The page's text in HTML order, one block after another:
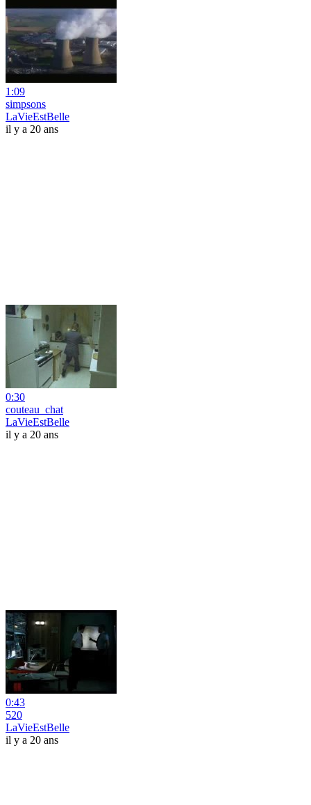
1:09
simpsons
LaVieEstBelle
il y a 20 ans
0:30
couteau_chat
LaVieEstBelle
il y a 20 ans
0:43
520
LaVieEstBelle
il y a 20 ans